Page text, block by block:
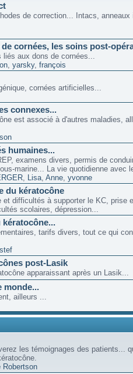
de correction... Intacs, anneaux
cornées, les soins post-
liés aux dons de cornées...
, yarsky, françois
cornées artificielles...
connexes...
est associé à d'autres maladies,
humaines...
examens divers, permis de
marine... La vie quotidienne avec
, Lisa, Anne, yvonne
du kératocône
et difficultés à supporter le KC, prise
scolaires, dépression...
kératocône...
tarifs divers, tout ce qui
stef
post-Lasik
apparaissant après un Lasik...
monde...
ailleurs ...
les témoignages des patients...
Robertson